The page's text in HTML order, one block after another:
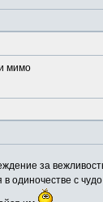
мимо
за
одиночестве с